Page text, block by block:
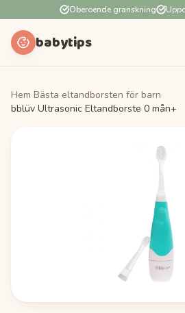
Oberoende granskning
babytips
Hem Bästa eltandborsten för barn
bblüv Ultrasonic Eltandborste 0 mån+